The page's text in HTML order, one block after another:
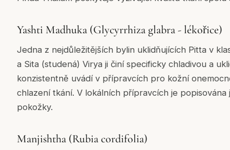
Yashti Madhuka (Glycyrrhiza glabra - lékořice)
Jedna z nejdůležitějších bylin uklidňujících Pitta v
a Sita (studená) Virya ji činí specificky chladivou a
konzistentně uvádí v přípravcích pro kožní
chlazení tkání. V lokálních přípravcích je
pokožky.
Manjishtha (Rubia cordifolia)